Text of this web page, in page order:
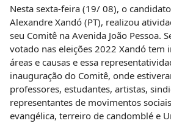
Nesta sexta-feira (19/ 08), o
Alexandre Xandó (PT), realizou
seu Comitê na Avenida João Pessoa.
votado nas eleições 2022 Xandó tem
áreas e causas e essa
inauguração do Comitê, onde
professores, estudantes, artistas,
representantes de movimentos
evangélica, terreiro de candomblé e